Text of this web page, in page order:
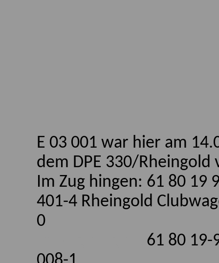
E 03 001 war hier am
dem DPE 330/Rheingold
Im Zug hingen: 61 80 19
401-4 Rheingold
0
61 80